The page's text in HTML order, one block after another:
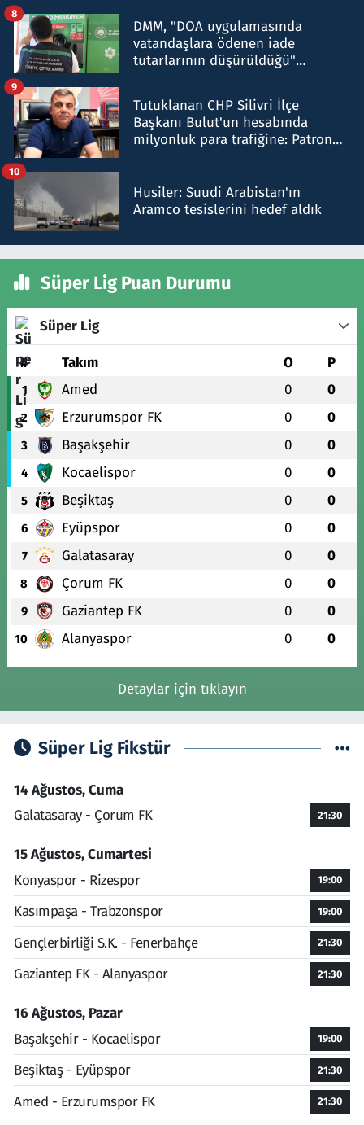
DMM, "DOA uygulamasında
vatandaşlara ödenen iade
tutarlarının düşürüldüğü"
8
Tutuklanan CHP Silivri İlçe
Başkanı Bulut'un hesabında
milyonluk para trafiğine: Patron
9
Husiler: Suudi Arabistan'ın
Aramco tesislerini hedef aldık
10
Süper Lig Puan Durumu
Süper Lig
# Takım O P
1 Amed 0 0
2 Erzurumspor FK 0 0
3 Başakşehir 0 0
4 Kocaelispor 0 0
5 Beşiktaş 0 0
6 Eyüpspor 0 0
7 Galatasaray 0 0
8 Çorum FK 0 0
9 Gaziantep FK 0 0
10 Alanyaspor 0 0
Detaylar için tıklayın
Süper Lig Fikstür
14 Ağustos, Cuma
Galatasaray - Çorum FK
21:30
15 Ağustos, Cumartesi
Konyaspor - Rizespor
19:00
Kasımpaşa - Trabzonspor 19:00
Gençlerbirliği S.K. - Fenerbahçe 21:30
Gaziantep FK - Alanyaspor 21:30
16 Ağustos, Pazar
Başakşehir - Kocaelispor
19:00
Beşiktaş - Eyüpspor 21:30
Amed - Erzurumspor FK 21:30